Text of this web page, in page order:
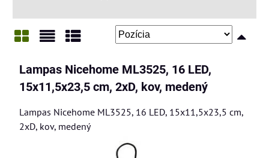
Lampas Nicehome ML3525, 16 LED,
15x11,5x23,5 cm, 2xD, kov, medený
Lampas Nicehome ML3525, 16 LED, 15x11,5x23,5 cm,
2xD, kov, medený